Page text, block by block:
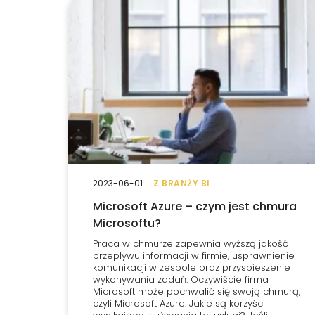
Z BRANŻY BI
Microsoft Azure – czym jest chmura
Microsoftu?
Praca w chmurze zapewnia wyższą jakość
przepływu informacji w firmie, usprawnienie
komunikacji w zespole oraz przyspieszenie
wykonywania zadań. Oczywiście firma
Microsoft może pochwalić się swoją chmurą,
czyli Microsoft Azure. Jakie są korzyści
2023-06-01